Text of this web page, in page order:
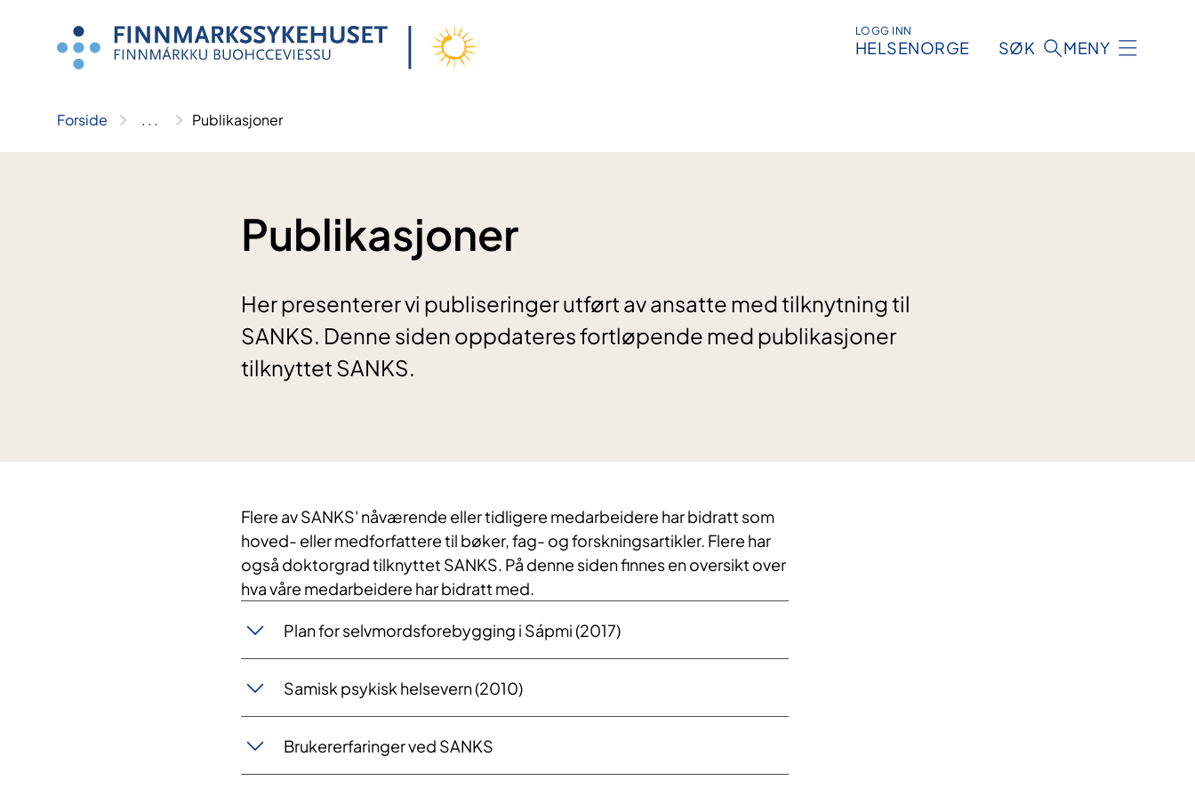
LOGG INN
HELSENORGE SØK MENY
Forside .. . Publikasjoner
Publikasjoner
Her presenterer vi publiseringer utført av ansatte med tilknytning til
SANKS. Denne siden oppdateres fortløpende med publikasjoner
tilknyttet SANKS.
Flere av SANKS' nåværende eller tidligere medarbeidere har bidratt som
hoved- eller medforfattere til bøker, fag- og forskningsartikler. Flere har
også doktorgrad tilknyttet SANKS. På denne siden finnes en oversikt over
hva våre medarbeidere har bidratt med.
Plan for selvmordsforebygging i Sápmi (2017)
Samisk psykisk helsevern (2010)
Brukererfaringer ved SANKS